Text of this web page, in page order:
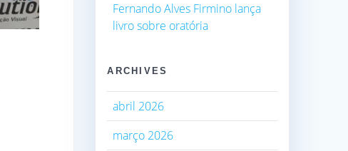
Fernando Alves Firmino lança
livro sobre oratória
ARCHIVES
abril 2026
março 2026